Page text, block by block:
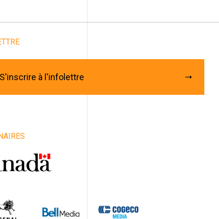
S'inscrire à l'infolettre
infolettre